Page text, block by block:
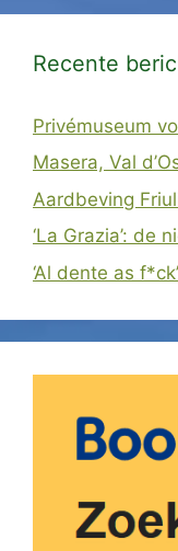
Recente
Privémuseum
Masera, Val
Aardbeving
‘La Grazia’: de
‘Al dente as